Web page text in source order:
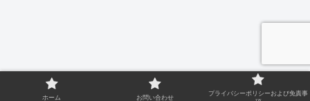
ホーム お問い合わせ
プライバシーポリシーおよび免責事